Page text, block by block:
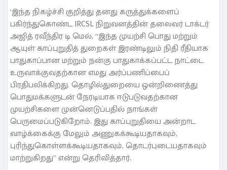
‘இந்த நிகழ்ச்சி குறித்து தனது கருத்துக்களைப்
பகிர்ந்துகொண்ட IRCSL நிறுவனத்தின் தலைவர் டாக்டர்
அஜித் ரவீந்திர டி மெல், “இந்த முயற்சி பொது மற்றும்
ஆயுள் காப்புறுதித் துறைகள் இரண்டிலும் நிதி ரீதியாக
பாதுகாப்பான மற்றும் நன்கு பாதுகாக்கப்பட்ட நாட்டை
உருவாக்குவதற்கான எமது அர்ப்பணிப்பைப்
பிரதிபலிக்கிறது. தொழில்துறையை ஒன்றிணைத்து
பொதுமக்களுடன் நேரடியாக ஈடுபடுவதற்கான
முயற்சிகளை முன்னெடுப்பதில் நாங்கள்
பெருமைப்படுகிறோம். இது காப்புறுதியை அன்றாட
வாழ்க்கைக்கு மேலும் அணுகக்கூடியதாகவும்,
புரிந்துகொள்ளக்கூடியதாகவும், தொடர்புடையதாகவும்
மாற்றுகிறது” என்று தெரிவித்தார்.